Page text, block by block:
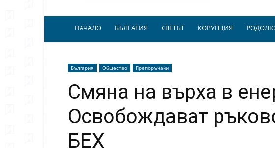
НАЧАЛО БЪЛГАРИЯ СВЕТЪТ КОРУПЦИЯ
България Общество Препоръчани
Смяна на върха в
Освобождават
БЕХ